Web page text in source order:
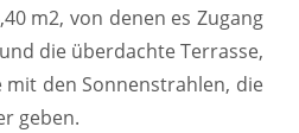
m2, von denen es Zugang
die überdachte Terrasse,
mit den Sonnenstrahlen, die
geben.